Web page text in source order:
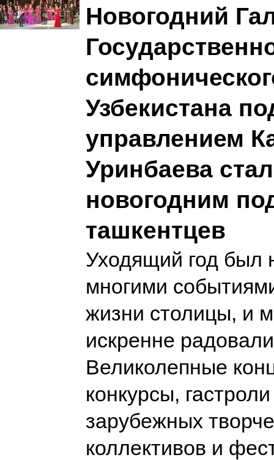
Новогодний
Узбекистана
управлением
Уринбаева
новогодним
ташкентцев
Уходящий год был
многими
жизни столицы, и
искренне
Великолепные
конкурсы,
зарубежных
коллективов и